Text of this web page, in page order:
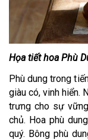
Họa tiết hoa Phù
Phù dung trong
giàu có, vinh hiển.
trưng cho sự
chủ. Hoa phù
quý. Bông phù